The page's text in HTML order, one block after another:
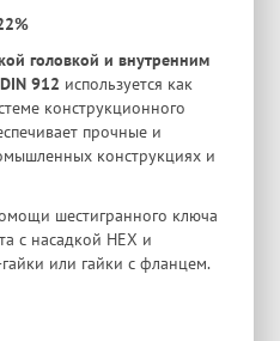
головкой и внутренним
912 используется как
конструкционного
прочные и
конструкциях и
шестигранного ключа
с насадкой HEX и
или гайки с фланцем.